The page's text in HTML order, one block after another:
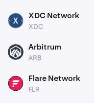
XDC XDC Network
XDC
ARB Arbitrum
ARB
FLR Flare Network
FLR